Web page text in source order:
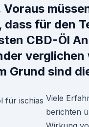
Voraus
dass für den
CBD-Öl
verglichen
Grund sind
Viele
berichten